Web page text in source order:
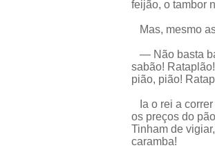
feijão, o tambor
Mas, mesmo
— Não basta
sabão!
pião, pião!
Ia o rei a
os preços do
Tinham de
caramba!